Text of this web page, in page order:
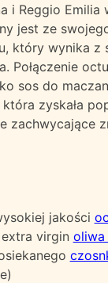
i Reggio Emilia
jest ze
który wynika z
Połączenie
sos do
zyskała
zachwycające
jakości
virgin oliwa